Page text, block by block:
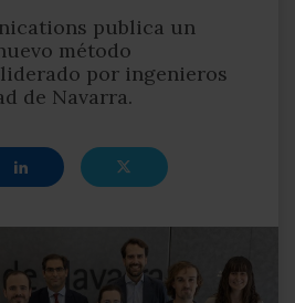
publica un
método
por ingenieros
de Navarra.